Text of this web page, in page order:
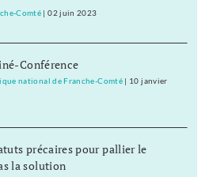
Comté |02 juin 2023
Conférence
national de Franche-Comté| 10 janvier
précaires pour pallier le
la solution